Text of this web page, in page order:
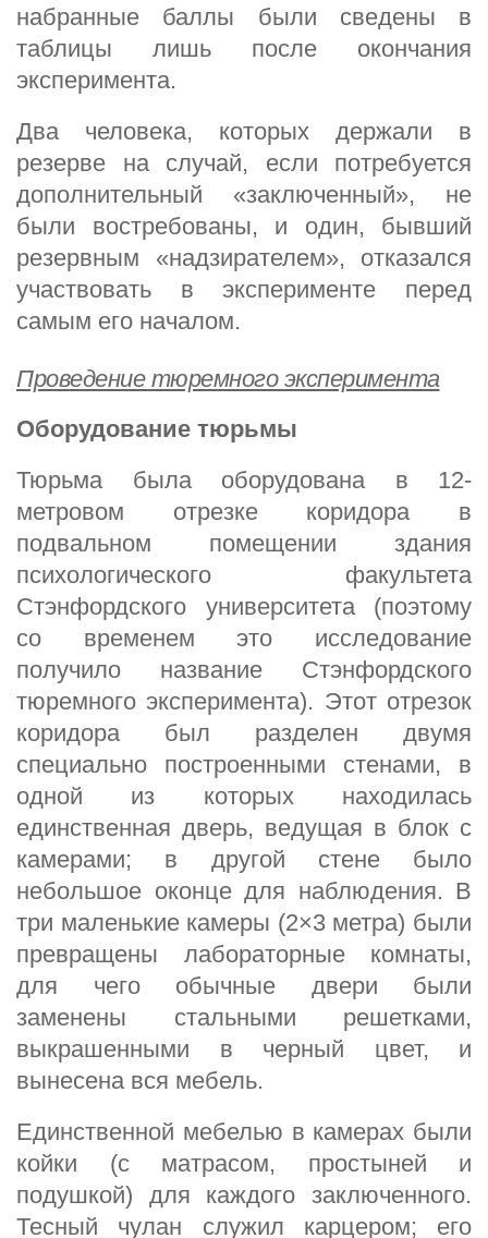
набранные баллы были сведены в
таблицы лишь после окончания
эксперимента.
Два человека, которых держали в
резерве на случай, если потребуется
дополнительный «заключенный», не
были востребованы, и один, бывший
резервным «надзирателем», отказался
участвовать в эксперименте перед
самым его началом.
Проведение тюремного эксперимента
Оборудование тюрьмы
Тюрьма была оборудована в 12-
метровом отрезке коридора в
подвальном помещении здания
психологического факультета
Стэнфордского университета (поэтому
со временем это исследование
получило название Стэнфордского
тюремного эксперимента). Этот отрезок
коридора был разделен двумя
специально построенными стенами, в
одной из которых находилась
единственная дверь, ведущая в блок с
камерами; в другой стене было
небольшое оконце для наблюдения. В
три маленькие камеры (2×3 метра) были
превращены лабораторные комнаты,
для чего обычные двери были
заменены стальными решетками,
выкрашенными в черный цвет, и
вынесена вся мебель.
Единственной мебелью в камерах были
койки (с матрасом, простыней и
подушкой) для каждого заключенного.
Тесный чулан служил карцером; его